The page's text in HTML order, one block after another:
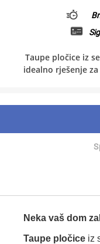
Taupe pločice iz
idealno rješenje
Neka vaš dom
Taupe pločice iz